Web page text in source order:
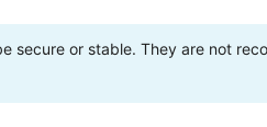
secure or stable. They are not